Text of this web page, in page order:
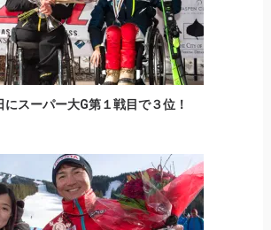
スーパー大G第１戦目で３位！